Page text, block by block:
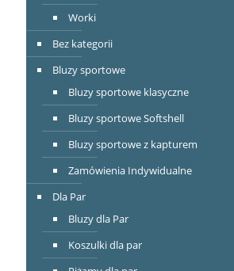
Worki
Bez kategorii
Bluzy sportowe
Bluzy sportowe klasyczne
Bluzy sportowe Softshell
Bluzy sportowe z kapturem
Zamówienia Indywidualne
Dla Par
Bluzy dla Par
Koszulki dla par